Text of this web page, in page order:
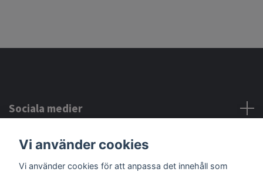
Sociala medier
Kontakta oss
Vi använder cookies
Vi använder cookies för att anpassa det innehåll som